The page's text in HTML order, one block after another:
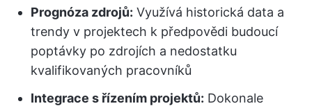
Prognóza zdrojů: Využívá historická data a
trendy v projektech k předpovědi budoucí
poptávky po zdrojích a nedostatku
kvalifikovaných pracovníků
Integrace s řízením projektů: Dokonale